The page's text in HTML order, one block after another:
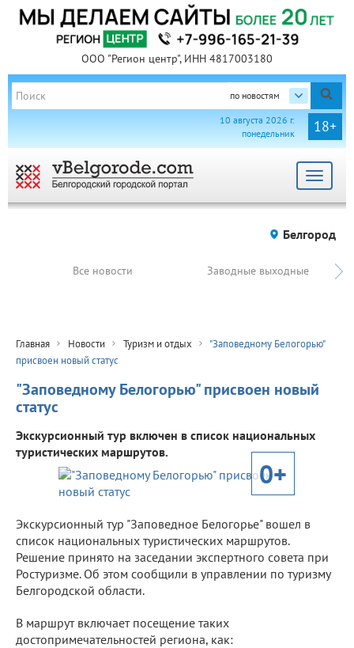
ООО "Регион центр", ИНН 4817003180
по новостям
18+
10 августа 2026 г.
понедельник
Toggle
Белгород
Все новости Заводные выходные
Главная Новости Туризм и отдых
"Заповедному Белогорью"
присвоен новый статус
"Заповедному Белогорью" присвоен новый
статус
Экскурсионный тур включен в список национальных
туристических маршрутов.
0+
Экскурсионный тур "Заповедное Белогорье" вошел в
список национальных туристических маршрутов.
Решение принято на заседании экспертного совета при
Ростуризме. Об этом сообщили в управлении по туризму
Белгородской области.
В маршрут включает посещение таких
достопримечательностей региона, как: